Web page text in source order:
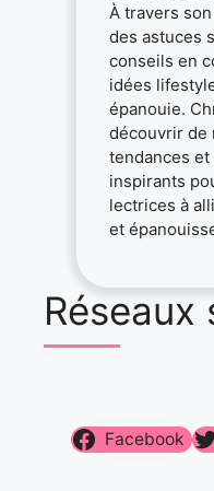
À travers
des astuces
conseils en
idées
épanouie.
découvrir de
tendances
inspirants
lectrices à
et
Réseaux
Facebook